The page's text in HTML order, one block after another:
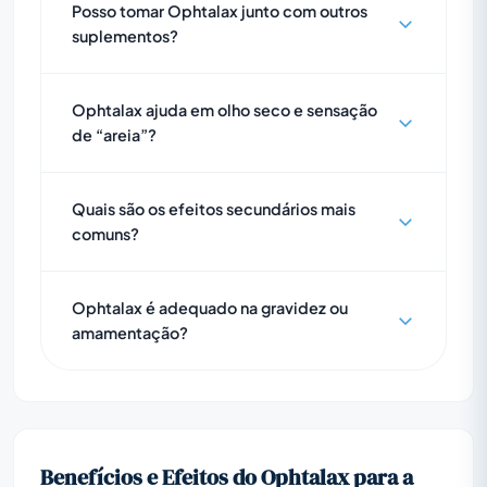
Posso tomar Ophtalax junto com outros
suplementos?
Ophtalax ajuda em olho seco e sensação
de “areia”?
Quais são os efeitos secundários mais
comuns?
Ophtalax é adequado na gravidez ou
amamentação?
Benefícios e Efeitos do Ophtalax para a